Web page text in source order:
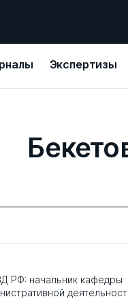
Экспертизы
РФ: начальник кафедры